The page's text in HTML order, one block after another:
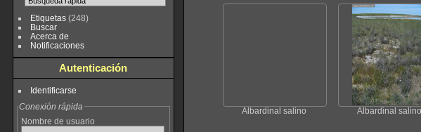
Etiquetas(248)
Buscar
Acerca de
Notificaciones
Autenticación
Identificarse
Conexión rápida
Nombre de usuario
Albardinal salino Albardinal salino